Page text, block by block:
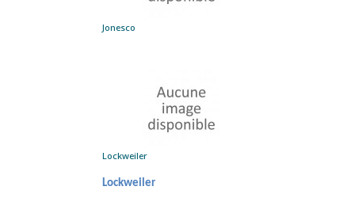
Jonesco
Lockweiler
Lockweiler